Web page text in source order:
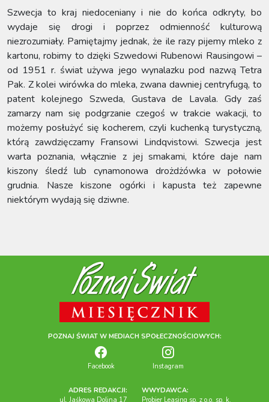
Szwecja to kraj niedoceniany i nie do końca odkryty, bo
wydaje się drogi i poprzez odmienność kulturową
niezrozumiały. Pamiętajmy jednak, że ile razy pijemy mleko z
kartonu, robimy to dzięki Szwedowi Rubenowi Rausingowi –
od 1951 r. świat używa jego wynalazku pod nazwą Tetra
Pak. Z kolei wirówka do mleka, zwana dawniej centryfugą, to
patent kolejnego Szweda, Gustava de Lavala. Gdy zaś
zamarzy nam się podgrzanie czegoś w trakcie wakacji, to
możemy posłużyć się kocherem, czyli kuchenką turystyczną,
którą zawdzięczamy Fransowi Lindqvistowi. Szwecja jest
warta poznania, włącznie z jej smakami, które daje nam
kiszony śledź lub cynamonowa drożdżówka w połowie
grudnia. Nasze kiszone ogórki i kapusta też zapewne
niektórym wydają się dziwne.
POZNAJ ŚWIAT W MEDIACH SPOŁECZNOŚCIOWYCH:
Facebook Instagram
ADRES REDAKCJI:
ul. Jaśkowa Dolina 17
WWYDAWCA:
Probier Leasing sp. z o.o. sp. k.